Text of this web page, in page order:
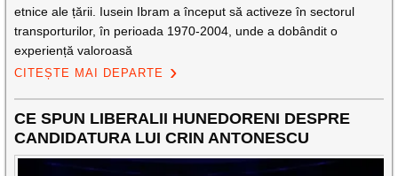
etnice ale țării. Iusein Ibram a început să activeze în sectorul
transporturilor, în perioada 1970-2004, unde a dobândit o
experiență valoroasă
CITEȘTE MAI DEPARTE
CE SPUN LIBERALII HUNEDORENI DESPRE
CANDIDATURA LUI CRIN ANTONESCU